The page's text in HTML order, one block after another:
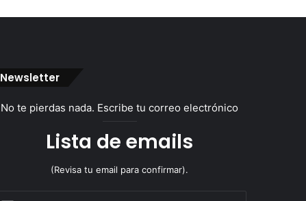
Newsletter
No te pierdas nada. Escribe tu correo electrónico
Lista de emails
(Revisa tu email para confirmar).